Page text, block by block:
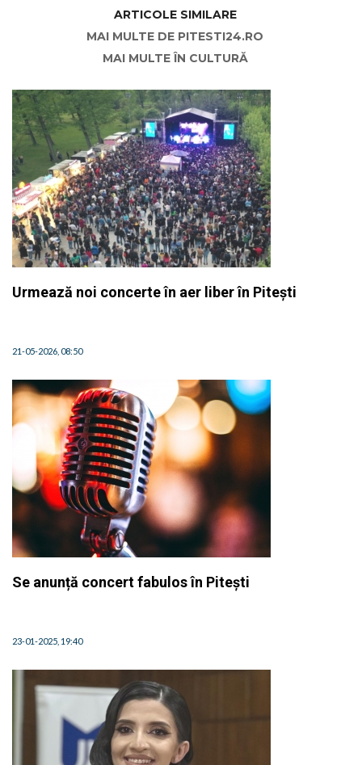
ARTICOLE SIMILARE
MAI MULTE DE PITESTI24.RO
MAI MULTE ÎN CULTURĂ
Urmează noi concerte în aer liber în Pitești
21-05-2026, 08:50
Se anunță concert fabulos în Pitești
23-01-2025, 19:40